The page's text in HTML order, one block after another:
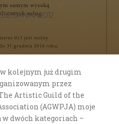
2012
kolejnym już drugim
przez
Artistic Guild of the
(AGWPJA) moje
w dwóch kategoriach –